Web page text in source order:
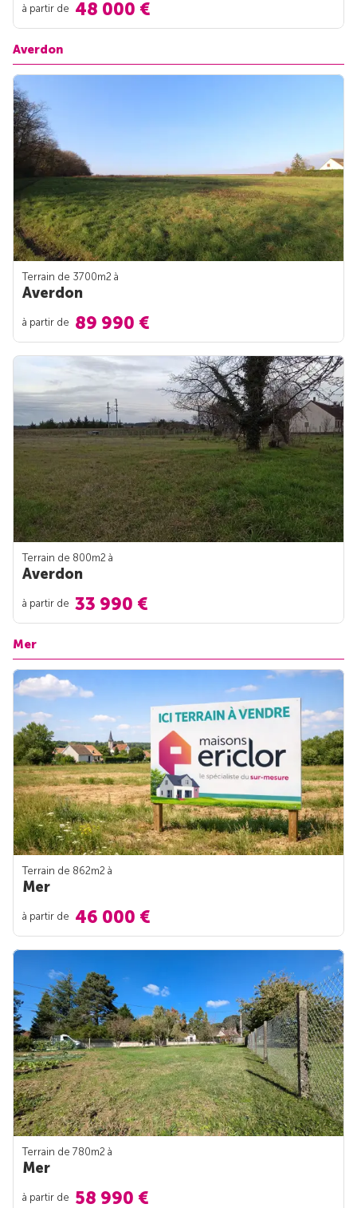
à partir de 48 000 €
Averdon
Terrain de 3700m2 à
Averdon
à partir de 89 990 €
Terrain de 800m2 à
Averdon
à partir de 33 990 €
Mer
Terrain de 862m2 à
Mer
à partir de 46 000 €
Terrain de 780m2 à
Mer
à partir de 58 990 €